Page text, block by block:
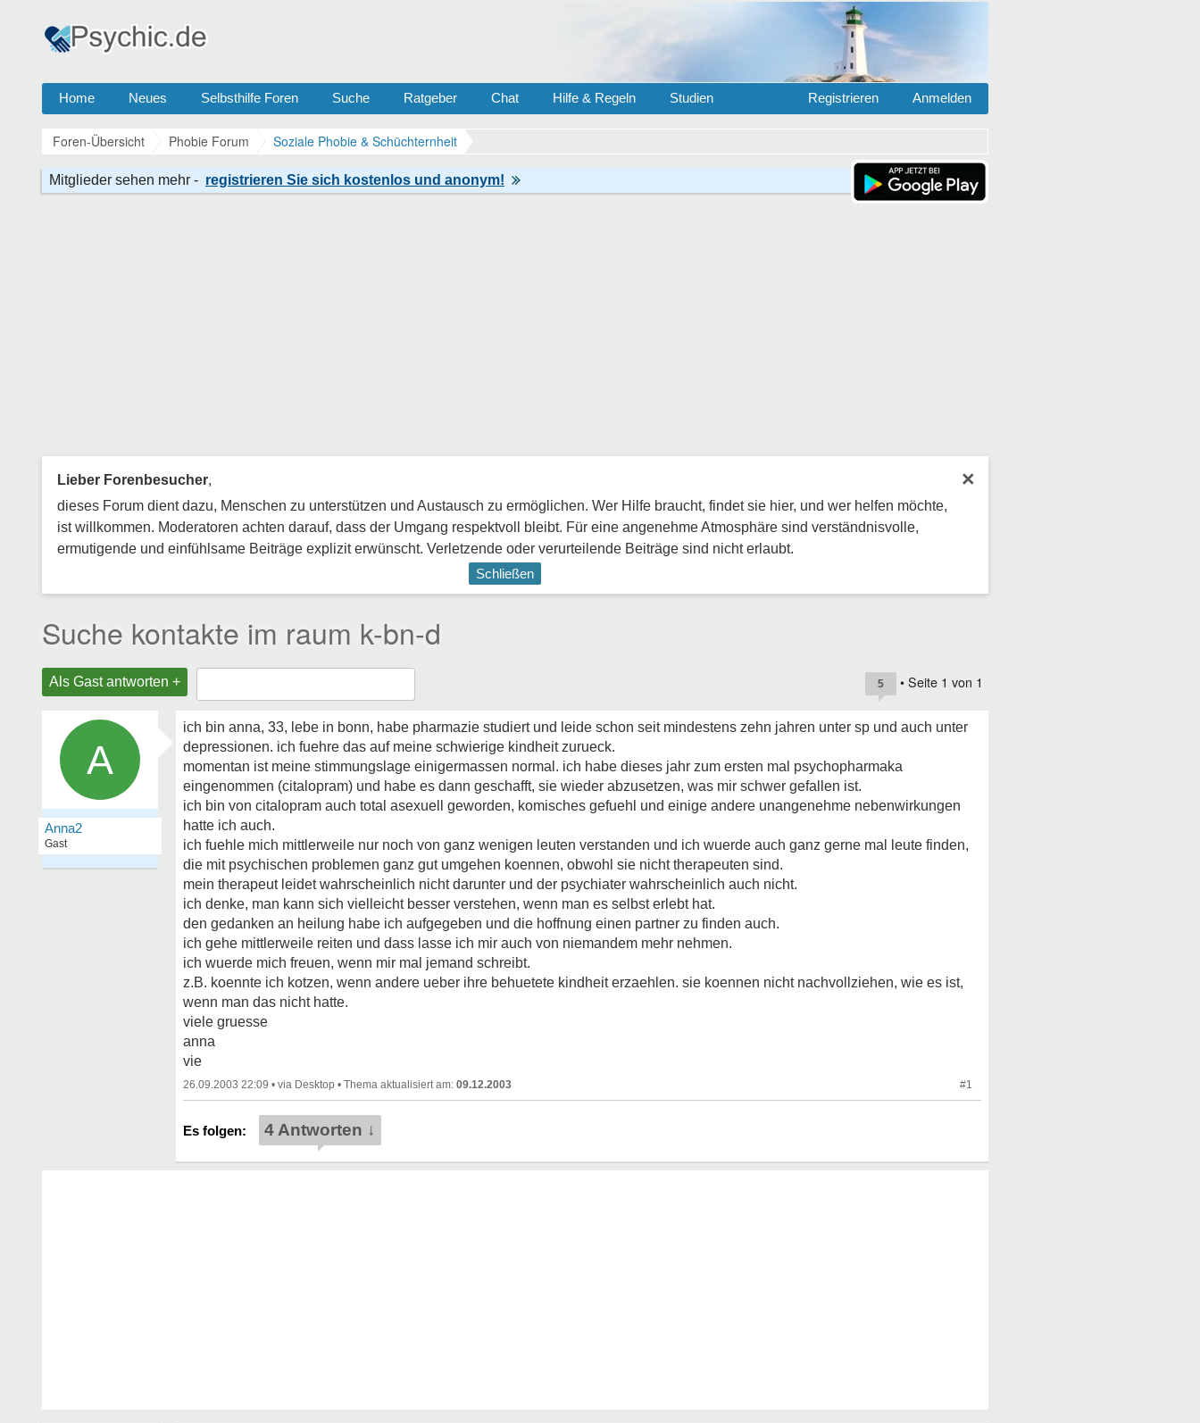
Home Neues Selbsthilfe Foren Suche Ratgeber Chat Hilfe & Regeln Studien Anmelden
Registrieren
Foren-Übersicht Phobie Forum Soziale Phobie & Schüchternheit
×
Lieber Forenbesucher,
dieses Forum dient dazu, Menschen zu unterstützen und Austausch zu ermöglichen. Wer Hilfe braucht, findet sie hier, und wer helfen möchte,
ist willkommen. Moderatoren achten darauf, dass der Umgang respektvoll bleibt. Für eine angenehme Atmosphäre sind verständnisvolle,
ermutigende und einfühlsame Beiträge explizit erwünscht. Verletzende oder verurteilende Beiträge sind nicht erlaubt.
Schließen
Suche kontakte im raum k-bn-d
Als Gast antworten + 5 • Seite 1 von 1
A
Anna2
Gast
ich bin anna, 33, lebe in bonn, habe pharmazie studiert und leide schon seit mindestens zehn jahren unter sp und auch unter
depressionen. ich fuehre das auf meine schwierige kindheit zurueck.
momentan ist meine stimmungslage einigermassen normal. ich habe dieses jahr zum ersten mal psychopharmaka
eingenommen (citalopram) und habe es dann geschafft, sie wieder abzusetzen, was mir schwer gefallen ist.
ich bin von citalopram auch total asexuell geworden, komisches gefuehl und einige andere unangenehme nebenwirkungen
hatte ich auch.
ich fuehle mich mittlerweile nur noch von ganz wenigen leuten verstanden und ich wuerde auch ganz gerne mal leute finden,
die mit psychischen problemen ganz gut umgehen koennen, obwohl sie nicht therapeuten sind.
mein therapeut leidet wahrscheinlich nicht darunter und der psychiater wahrscheinlich auch nicht.
ich denke, man kann sich vielleicht besser verstehen, wenn man es selbst erlebt hat.
den gedanken an heilung habe ich aufgegeben und die hoffnung einen partner zu finden auch.
ich gehe mittlerweile reiten und dass lasse ich mir auch von niemandem mehr nehmen.
ich wuerde mich freuen, wenn mir mal jemand schreibt.
z.B. koennte ich kotzen, wenn andere ueber ihre behuetete kindheit erzaehlen. sie koennen nicht nachvollziehen, wie es ist,
wenn man das nicht hatte.
viele gruesse
anna
vie
26.09.2003 22:09 • • 09.12.2003 #1
4 Antworten ↓